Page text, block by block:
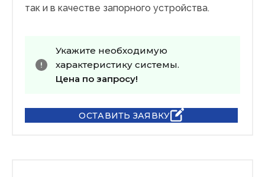
так и в качестве запорного устройства.
Укажите необходимую
характеристику системы.
Цена по запросу!
ОСТАВИТЬ ЗАЯВКУ